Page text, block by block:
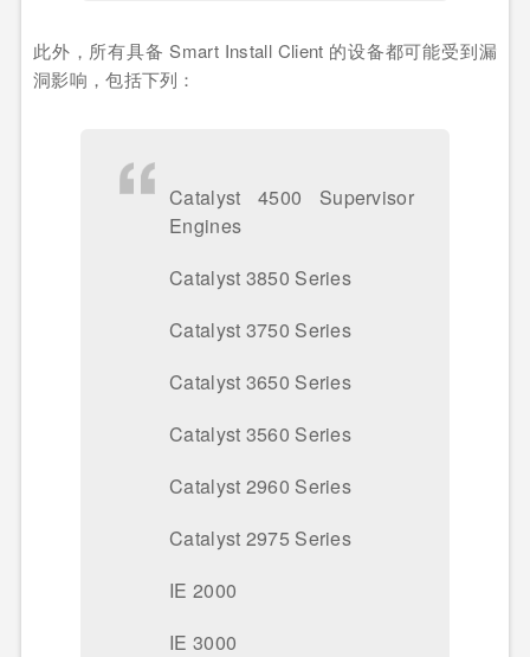
此外，所有具备 Smart Install Client 的设备都可能受到漏
洞影响，包括下列：
Catalyst 4500 Supervisor
Engines
Catalyst 3850 Series
Catalyst 3750 Series
Catalyst 3650 Series
Catalyst 3560 Series
Catalyst 2960 Series
Catalyst 2975 Series
IE 2000
IE 3000